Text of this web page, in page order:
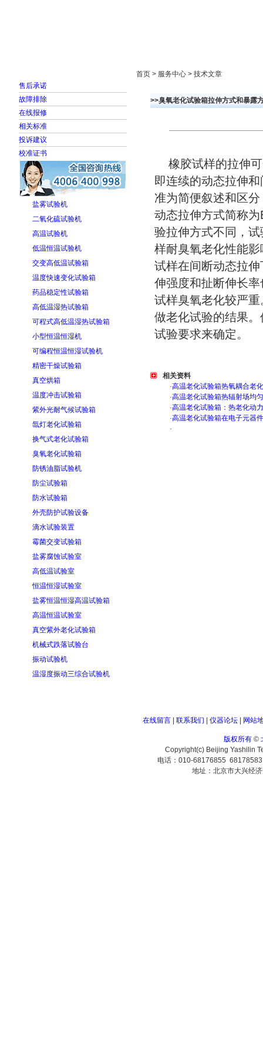
售后承诺
故障排除
在线报修
相关标准
投诉建议
校准证书
盐雾试验机
二氧化硫试验机
高温试验机
低温恒温试验机
交变高低温试验箱
温度快速变化试验箱
药品稳定性试验箱
高低温湿热试验箱
可程式高低温湿热试验箱
小型恒温恒湿机
可编程恒温恒湿试验机
精密干燥试验箱
真空烘箱
温度冲击试验箱
紫外光耐气候试验箱
氙灯老化试验箱
换气式老化试验箱
臭氧老化试验箱
防锈油脂试验机
防尘试验箱
防水试验箱
外壳防护试验设备
滴水试验装置
霉菌交变试验箱
盐雾腐蚀试验室
高低温试验室
恒温恒湿试验室
盐雾恒温恒湿高温试验箱
高温恒温试验室
真空紫外老化试验箱
机械式跌落试验台
振动试验机
温湿度振动三综合试验机
首页 > 服务中心 > 技术文章
>>臭氧老化试验箱拉伸方式和暴露
橡胶试样的拉伸可
即连续的动态拉伸
准为简便叙述和区
动态拉伸方式简称
验拉伸方式不同，
样耐臭氧老化性能
试样在间断动态拉
伸强度和扯断伸长
试样臭氧老化较严
做老化试验的结果
试验要求来确定。
相关资料
·高温老化试验箱热氧耦合老
·高温老化试验箱热辐射场均
·高温老化试验箱：热老化动
·高温老化试验箱在电子元器
·
在线留言| 联系我们 仪器论坛| 网站
版权所有©
Copyright(c) Beijing Yashilin
电话：010-68176855
地址：北京市大兴经